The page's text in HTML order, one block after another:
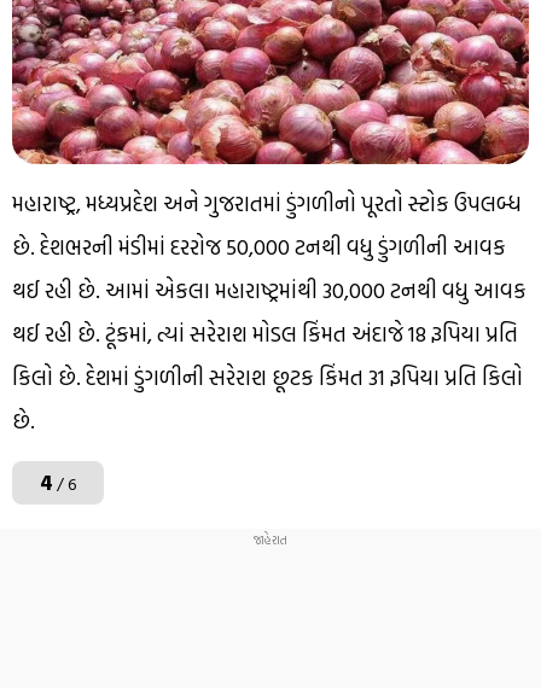
મહારાષ્ટ્ર, મધ્યપ્રદેશ અને ગુજરાતમાં ડુંગળીનો પૂરતો સ્ટોક ઉપલબ્ધ
છે. દેશભરની મંડીમાં દરરોજ 50,000 ટનથી વધુ ડુંગળીની આવક
થઈ રહી છે. આમાં એકલા મહારાષ્ટ્રમાંથી 30,000 ટનથી વધુ આવક
થઈ રહી છે. ટૂંકમાં, ત્યાં સરેરાશ મોડલ કિંમત અંદાજે 18 રૂપિયા પ્રતિ
કિલો છે. દેશમાં ડુંગળીની સરેરાશ છૂટક કિંમત 31 રૂપિયા પ્રતિ કિલો
છે.
4/ 6